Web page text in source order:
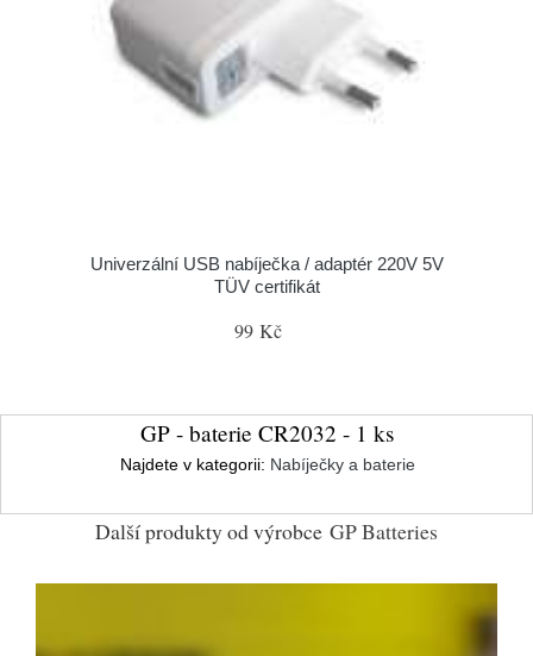
Univerzální USB nabíječka / adaptér 220V 5V
TÜV certifikát
99 Kč
GP - baterie CR2032 - 1 ks
Najdete v kategorii: Nabíječky a baterie
Další produkty od výrobce GP Batteries